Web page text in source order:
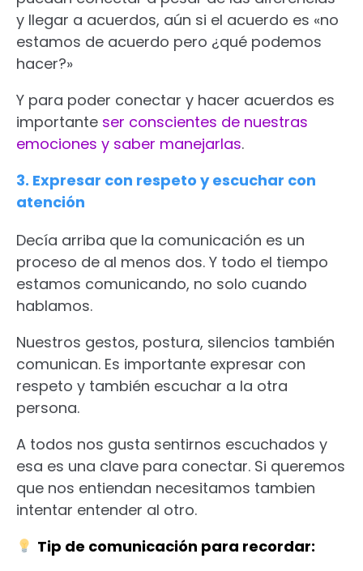
y llegar a acuerdos, aún si el acuerdo es «no
estamos de acuerdo pero ¿qué podemos
hacer?»
Y para poder conectar y hacer acuerdos es
importante ser conscientes de nuestras
emociones y saber manejarlas.
3. Expresar con respeto y escuchar con
atención
Decía arriba que la comunicación es un
proceso de al menos dos. Y todo el tiempo
estamos comunicando, no solo cuando
hablamos.
Nuestros gestos, postura, silencios también
comunican. Es importante expresar con
respeto y también escuchar a la otra
persona.
A todos nos gusta sentirnos escuchados y
esa es una clave para conectar. Si queremos
que nos entiendan necesitamos tambien
intentar entender al otro.
Tip de comunicación para recordar: